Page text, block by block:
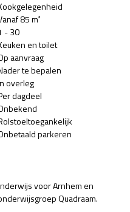
85 m²
- 30
en toilet
aanvraag
te bepalen
overleg
dagdeel
parkeren
voor Arnhem en
Quadraam.